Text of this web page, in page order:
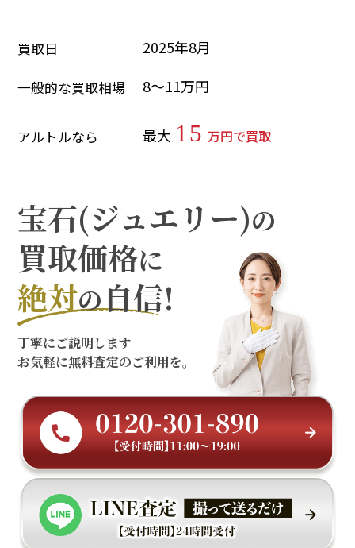
買取日 2025年8月
一般的な買取相場 8～11万円
アルトルなら 最大 15 万円で買取
宝石(ジュエリー)の
買取価格に
絶対の自信!
丁寧にご説明します
お気軽に無料査定のご利用を。